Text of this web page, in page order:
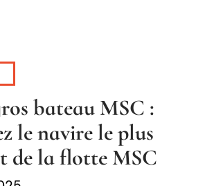
bateau MSC :
le navire le plus
de la flotte MSC